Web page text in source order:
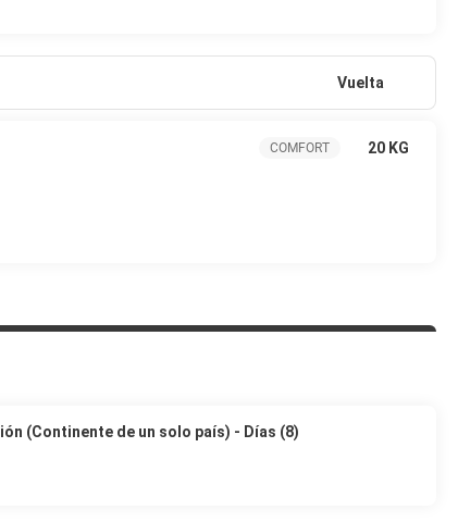
Vuelta
COMFORT 20 KG
(Continente de un solo país) - Días (8)